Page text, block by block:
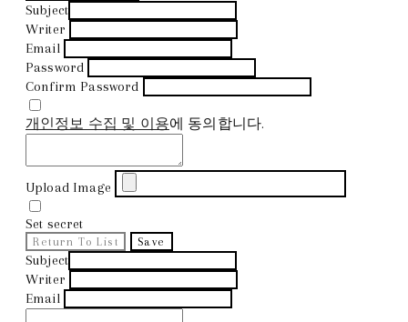
Subject
Writer
Email
Password
Confirm Password
개인정보 수집 및 이용에 동의합니다.
Upload Image
Set secret
Return To List Save
Subject
Writer
Email